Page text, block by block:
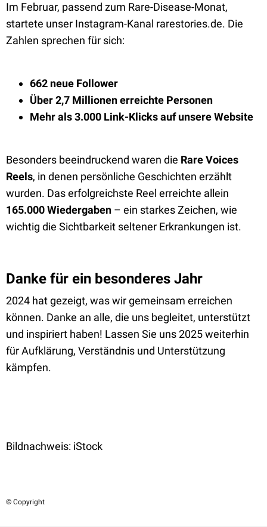
Im Februar, passend zum Rare-Disease-Monat,
startete unser Instagram-Kanal rarestories.de. Die
Zahlen sprechen für sich:
662 neue Follower
Über 2,7 Millionen erreichte Personen
Mehr als 3.000 Link-Klicks auf unsere Website
Besonders beeindruckend waren die Rare Voices
Reels, in denen persönliche Geschichten erzählt
wurden. Das erfolgreichste Reel erreichte allein
165.000 Wiedergaben – ein starkes Zeichen, wie
wichtig die Sichtbarkeit seltener Erkrankungen ist.
Danke für ein besonderes Jahr
2024 hat gezeigt, was wir gemeinsam erreichen
können. Danke an alle, die uns begleitet, unterstützt
und inspiriert haben! Lassen Sie uns 2025 weiterhin
für Aufklärung, Verständnis und Unterstützung
kämpfen.
Bildnachweis: iStock
© Copyright